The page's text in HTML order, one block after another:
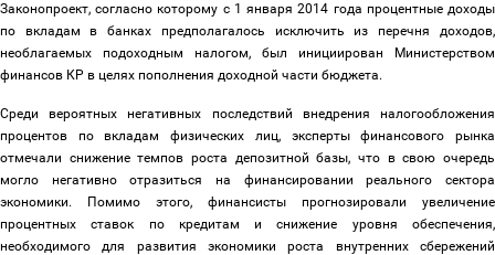
Законопроект, согласно которому с 1 января 2014 года процентные доходы
по вкладам в банках предполагалось исключить из перечня доходов,
необлагаемых подоходным налогом, был инициирован Министерством
финансов КР в целях пополнения доходной части бюджета.
Среди вероятных негативных последствий внедрения налогообложения
процентов по вкладам физических лиц, эксперты финансового рынка
отмечали снижение темпов роста депозитной базы, что в свою очередь
могло негативно отразиться на финансировании реального сектора
экономики. Помимо этого, финансисты прогнозировали увеличение
процентных ставок по кредитам и снижение уровня обеспечения,
необходимого для развития экономики роста внутренних сбережений